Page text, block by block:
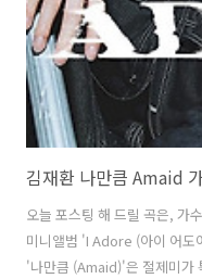
김재환 나만큼 Amaid
오늘 포스팅 해 드릴 곡은, 가
미니앨범 'I Adore (아이 어
'나만큼 (Amaid)'은 절제미가